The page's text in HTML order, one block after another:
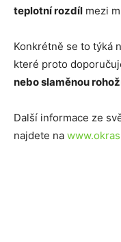
teplotní rozdíl mezi
Konkrétně se to týká
které proto
nebo slaměnou
Další informace ze
najdete na